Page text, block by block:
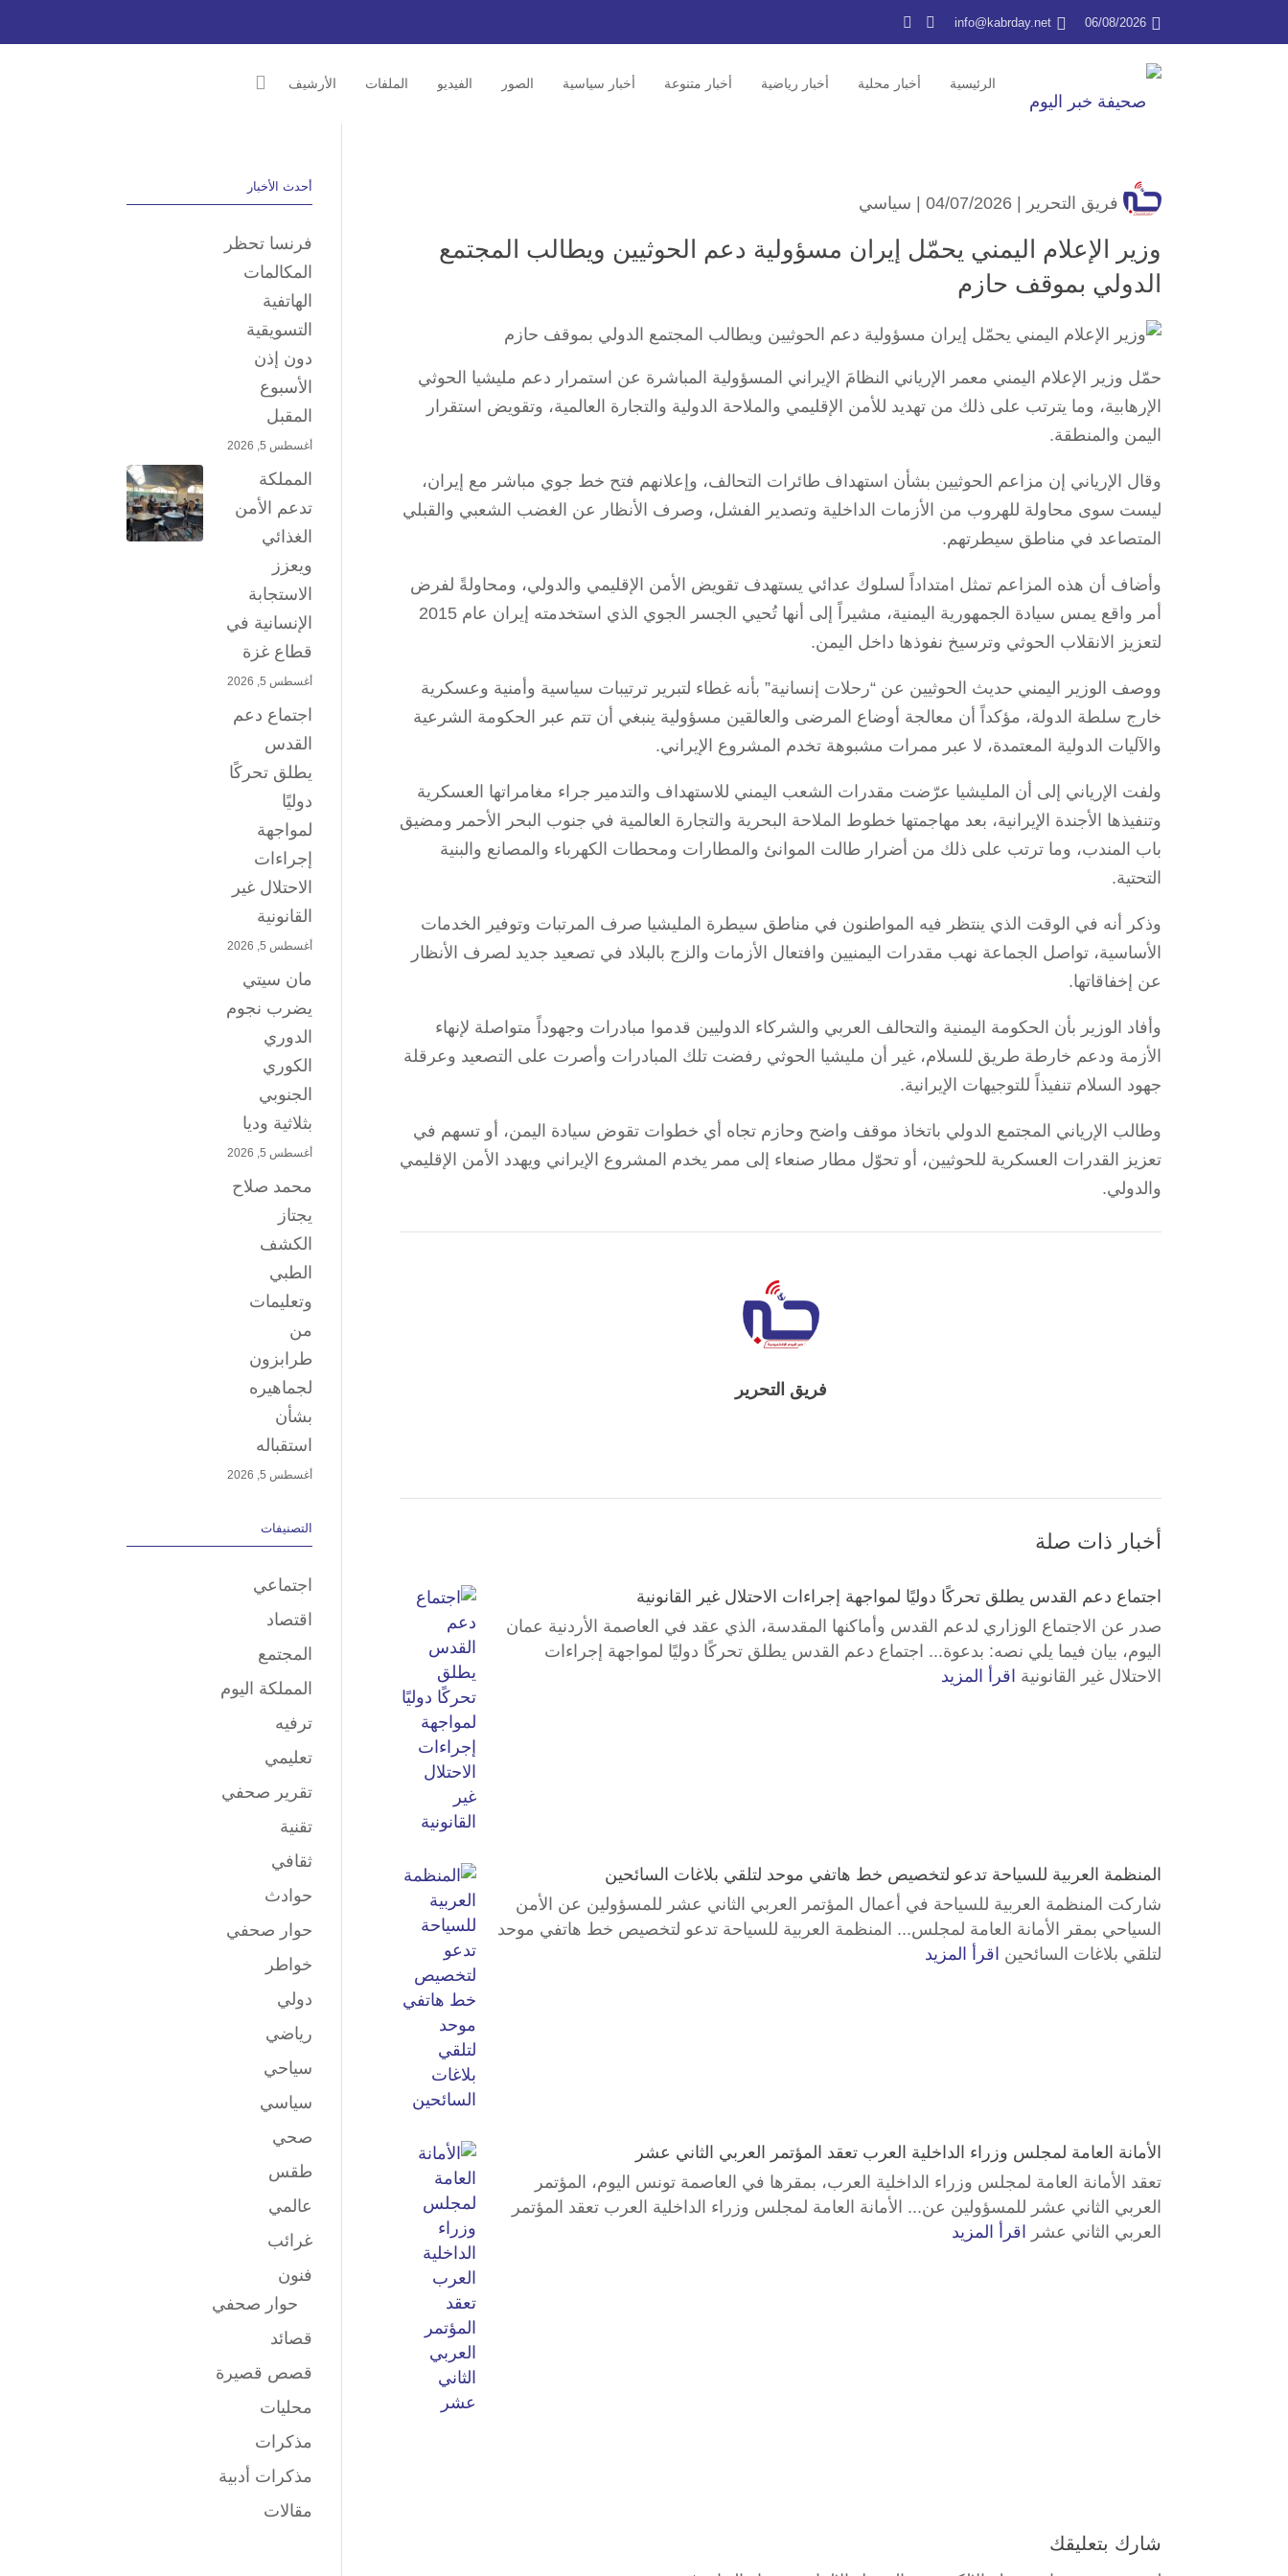
06/08/2026
info@kabrday.net
الرئيسية أخبار محلية أخبار رياضية أخبار متنوعة أخبار سياسية الصور الفيديو الملفات الأرشيف
فريق التحرير سياسي
وزير الإعلام اليمني يحمّل إيران مسؤولية دعم الحوثيين ويطالب المجتمع
الدولي بموقف حازم
حمّل وزير الإعلام اليمني معمر الإرياني النظامَ الإيراني المسؤولية المباشرة عن استمرار دعم مليشيا الحوثي
الإرهابية، وما يترتب على ذلك من تهديد للأمن الإقليمي والملاحة الدولية والتجارة العالمية، وتقويض استقرار
اليمن والمنطقة.
وقال الإرياني إن مزاعم الحوثيين بشأن استهداف طائرات التحالف، وإعلانهم فتح خط جوي مباشر مع إيران،
ليست سوى محاولة للهروب من الأزمات الداخلية وتصدير الفشل، وصرف الأنظار عن الغضب الشعبي والقبلي
المتصاعد في مناطق سيطرتهم.
وأضاف أن هذه المزاعم تمثل امتداداً لسلوك عدائي يستهدف تقويض الأمن الإقليمي والدولي، ومحاولةً لفرض
أمر واقع يمس سيادة الجمهورية اليمنية، مشيراً إلى أنها تُحيي الجسر الجوي الذي استخدمته إيران عام 2015
لتعزيز الانقلاب الحوثي وترسيخ نفوذها داخل اليمن.
ووصف الوزير اليمني حديث الحوثيين عن “رحلات إنسانية” بأنه غطاء لتبرير ترتيبات سياسية وأمنية وعسكرية
خارج سلطة الدولة، مؤكداً أن معالجة أوضاع المرضى والعالقين مسؤولية ينبغي أن تتم عبر الحكومة الشرعية
والآليات الدولية المعتمدة، لا عبر ممرات مشبوهة تخدم المشروع الإيراني.
ولفت الإرياني إلى أن المليشيا عرّضت مقدرات الشعب اليمني للاستهداف والتدمير جراء مغامراتها العسكرية
وتنفيذها الأجندة الإيرانية، بعد مهاجمتها خطوط الملاحة البحرية والتجارة العالمية في جنوب البحر الأحمر ومضيق
باب المندب، وما ترتب على ذلك من أضرار طالت الموانئ والمطارات ومحطات الكهرباء والمصانع والبنية
التحتية.
وذكر أنه في الوقت الذي ينتظر فيه المواطنون في مناطق سيطرة المليشيا صرف المرتبات وتوفير الخدمات
الأساسية، تواصل الجماعة نهب مقدرات اليمنيين وافتعال الأزمات والزج بالبلاد في تصعيد جديد لصرف الأنظار
عن إخفاقاتها.
وأفاد الوزير بأن الحكومة اليمنية والتحالف العربي والشركاء الدوليين قدموا مبادرات وجهوداً متواصلة لإنهاء
الأزمة ودعم خارطة طريق للسلام، غير أن مليشيا الحوثي رفضت تلك المبادرات وأصرت على التصعيد وعرقلة
جهود السلام تنفيذاً للتوجيهات الإيرانية.
وطالب الإرياني المجتمع الدولي باتخاذ موقف واضح وحازم تجاه أي خطوات تقوض سيادة اليمن، أو تسهم في
تعزيز القدرات العسكرية للحوثيين، أو تحوّل مطار صنعاء إلى ممر يخدم المشروع الإيراني ويهدد الأمن الإقليمي
والدولي.
فريق التحرير
أخبار ذات صلة
اجتماع دعم القدس يطلق تحركًا دوليًا لمواجهة إجراءات الاحتلال غير القانونية
صدر عن الاجتماع الوزاري لدعم القدس وأماكنها المقدسة، الذي عقد في العاصمة الأردنية عمان
اليوم، بيان فيما يلي نصه: بدعوة... اجتماع دعم القدس يطلق تحركًا دوليًا لمواجهة إجراءات
الاحتلال غير القانونية اقرأ المزيد
المنظمة العربية للسياحة تدعو لتخصيص خط هاتفي موحد لتلقي بلاغات السائحين
شاركت المنظمة العربية للسياحة في أعمال المؤتمر العربي الثاني عشر للمسؤولين عن الأمن
السياحي بمقر الأمانة العامة لمجلس... المنظمة العربية للسياحة تدعو لتخصيص خط هاتفي موحد
لتلقي بلاغات السائحين اقرأ المزيد
الأمانة العامة لمجلس وزراء الداخلية العرب تعقد المؤتمر العربي الثاني عشر
تعقد الأمانة العامة لمجلس وزراء الداخلية العرب، بمقرها في العاصمة تونس اليوم، المؤتمر
العربي الثاني عشر للمسؤولين عن... الأمانة العامة لمجلس وزراء الداخلية العرب تعقد المؤتمر
العربي الثاني عشر
اقرأ المزيد
شارك بتعليقك
أحدث الأخبار
فرنسا تحظر
المكالمات
الهاتفية
التسويقية
دون إذن
الأسبوع
المقبل
أغسطس 5, 2026
المملكة
تدعم الأمن
الغذائي
ويعزز
الاستجابة
الإنسانية في
قطاع غزة
أغسطس 5, 2026
اجتماع دعم
القدس
يطلق تحركًا
دوليًا
لمواجهة
إجراءات
الاحتلال غير
القانونية
أغسطس 5, 2026
مان سيتي
يضرب نجوم
الدوري
الكوري
الجنوبي
بثلاثية وديا
أغسطس 5, 2026
محمد صلاح
يجتاز
الكشف
الطبي
وتعليمات
من
طرابزون
لجماهيره
بشأن
استقباله
أغسطس 5, 2026
التصنيفات
اجتماعي
اقتصاد
المجتمع
المملكة اليوم
ترفيه
تعليمي
تقرير صحفي
تقنية
ثقافي
حوادث
حوار صحفي
خواطر
دولي
رياضي
سياحي
سياسي
صحي
طقس
عالمي
غرائب
فنون
حوار صحفي
قصائد
قصص قصيرة
محليات
مذكرات
مذكرات أدبية
مقالات